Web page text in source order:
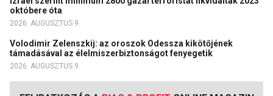
októbere óta
2026. AUGUSZTUS 9.
Volodimir Zelenszkij: az oroszok Odessza kikötőjének
támadásával az élelmiszerbiztonságot fenyegetik
2026. AUGUSZTUS 9.